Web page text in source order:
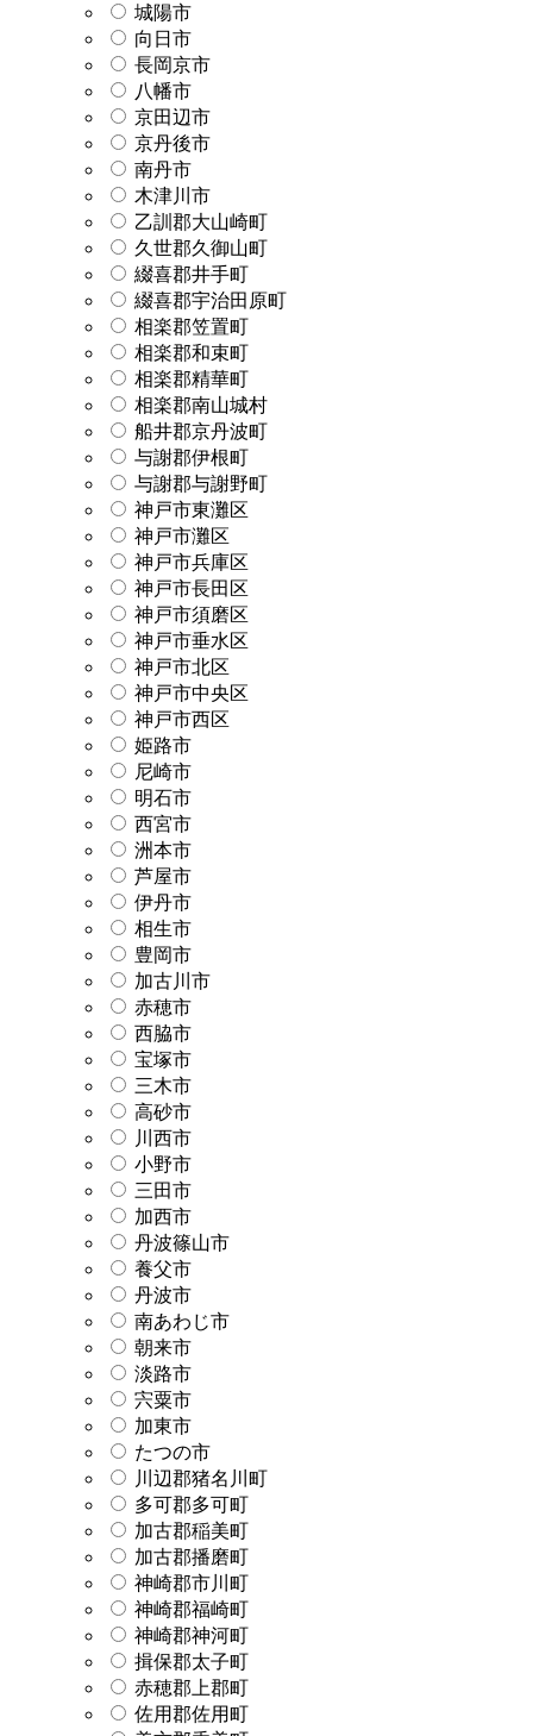
城陽市
向日市
長岡京市
八幡市
京田辺市
京丹後市
南丹市
木津川市
乙訓郡大山崎町
久世郡久御山町
綴喜郡井手町
綴喜郡宇治田原町
相楽郡笠置町
相楽郡和束町
相楽郡精華町
相楽郡南山城村
船井郡京丹波町
与謝郡伊根町
与謝郡与謝野町
神戸市東灘区
神戸市灘区
神戸市兵庫区
神戸市長田区
神戸市須磨区
神戸市垂水区
神戸市北区
神戸市中央区
神戸市西区
姫路市
尼崎市
明石市
西宮市
洲本市
芦屋市
伊丹市
相生市
豊岡市
加古川市
赤穂市
西脇市
宝塚市
三木市
高砂市
川西市
小野市
三田市
加西市
丹波篠山市
養父市
丹波市
南あわじ市
朝来市
淡路市
宍粟市
加東市
たつの市
川辺郡猪名川町
多可郡多可町
加古郡稲美町
加古郡播磨町
神崎郡市川町
神崎郡福崎町
神崎郡神河町
揖保郡太子町
赤穂郡上郡町
佐用郡佐用町